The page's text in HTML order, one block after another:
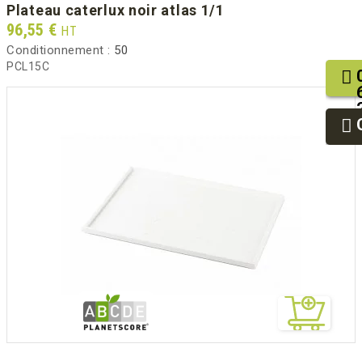
plateau caterlux noir atlas 1/1
Prix
96,55 € HT
Conditionnement : 50
PCL15C